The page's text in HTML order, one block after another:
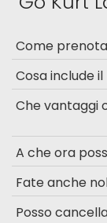
Come
Cosa include
Che vantaggi
A che ora
Fate anche
Posso